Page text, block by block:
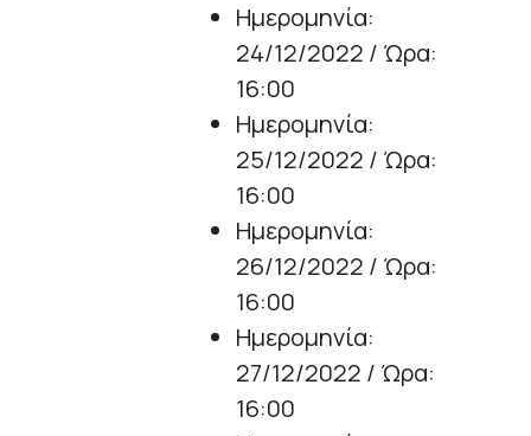
Ημερομηνία:
24/12/2022 / Ώρα:
16:00
Ημερομηνία:
25/12/2022 / Ώρα:
16:00
Ημερομηνία:
26/12/2022 / Ώρα:
16:00
Ημερομηνία:
27/12/2022 / Ώρα:
16:00